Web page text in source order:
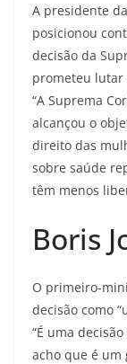
A presidente
posicionou
decisão da
prometeu lutar
“A Suprema
alcançou o
direito das
sobre saúde
têm menos
Boris
O primeiro-
decisão como
“É uma
acho que é um